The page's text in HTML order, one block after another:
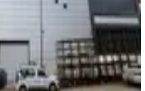
Mehmet Yetişgin